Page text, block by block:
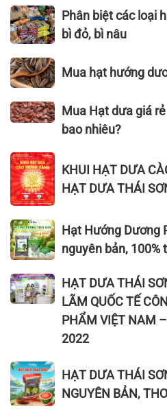
2026)
nhất
hiện
nay
nhất,
được
nhiều
người
chọn
hiện
nay
hạt
tốt
cho
mẹ
bầu
con
thông
Phân
biệt
các
loại
hạt
Thái
vàng,
bì
đỏ,
bì
nâu
Phân biệt các loại
bì đỏ, bì nâu
Mua
hạt
dương
ở
đâu?
Mua hạt hướng
Mua
Hạt
giá
rẻ
ở
đâu?
1kg
hạt
dưa
giá
bao
nhiêu?
Mua Hạt dưa giá
bao nhiêu?
KHUI
HẠT
DƯA
CÀO
TRÚNG
VÀNG
2023
–
HẠT
DƯA
KHUI HẠT DƯA
HẠT DƯA THÁI
Hạt
Hướng
Dương
Rang
Mộc
nguyên
bản,
100%
Hạt Hướng Dương
nguyên bản, 100%
HẠT
DƯA
GIA
TRIỂN
LÃM
HẠT DƯA THÁI
LÃM QUỐC TẾ
PHẨM VIỆT NAM
2022
HẠT
DƯA
THÁI
HẠT DƯA THÁI
NGUYÊN BẢN,